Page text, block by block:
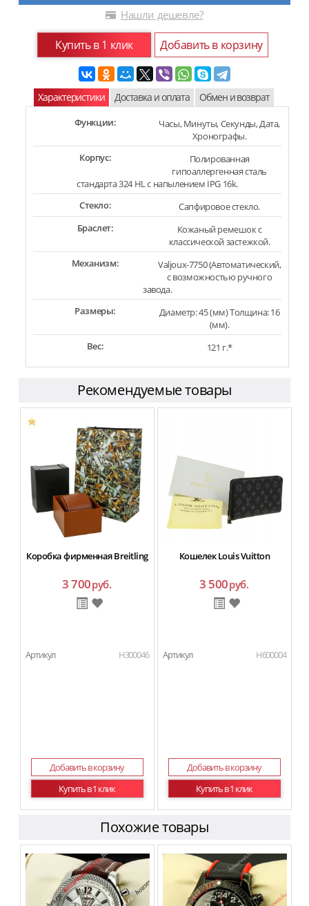
Нашли дешевле?
Купить в 1 клик Добавить в корзину
Характеристики Доставка и оплата Обмен и возврат
Функции:
Часы, Минуты, Секунды, Дата,
Хронографы.
Корпус:
Полированная
гипоаллергенная сталь
стандарта 324 HL с напылением IPG 16k.
Стекло:
Сапфировое стекло.
Браслет:
Кожаный ремешок с
классической застежкой.
Механизм:
Valjoux-7750 (Автоматический,
с возможностью ручного
завода.
Размеры:
Диаметр: 45 (мм) Толщина: 16
(мм).
Вес:
121 г.*
Рекомендуемые товары
Коробка фирменная Breitling
3 700руб.
Артикул H300046
Добавить в корзину
Купить в 1 клик
Кошелек Louis Vuitton
3 500руб.
Артикул H600004
Добавить в корзину
Купить в 1 клик
Похожие товары